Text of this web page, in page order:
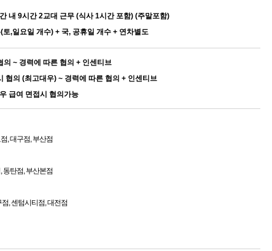
내 9시간 2교대 근무 (식사 1시간 포함) (주말포함)
,일요일 개수) + 국, 공휴일 개수 + 연차별도
의 ~ 경력에 따른 협의 + 인센티브
협의 (최고대우) ~ 경력에 따른 협의 + 인센티브
급여 면접시 협의가능
, 대구점, 부산점
탄점, 부산본점
, 센텀시티점, 대전점